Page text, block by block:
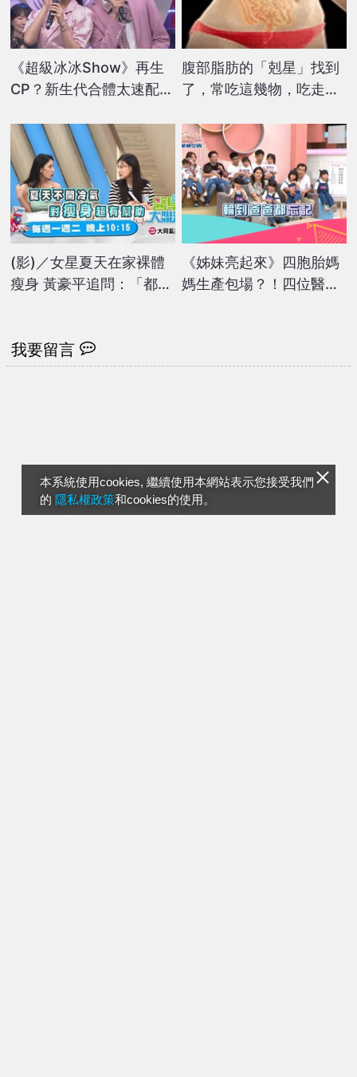
本系統使用cookies, 繼續使用本網站表示您接受我們
的 隱私權政策和cookies的使用。
《超級冰冰Show》再生
CP？新生代合體太速配
了：我們才是
腹部脂肪的「剋星」找到
了，常吃這幾物，吃走大
(影)／女星夏天在家裸體
瘦身 黃豪平追問：「都不
《姊妹亮起來》四胞胎媽
媽生產包場？！四位醫生
我要留言